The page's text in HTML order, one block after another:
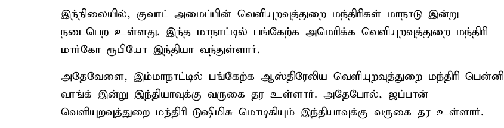
இந்நிலையில், குவாட் அமைப்பின் வெளியுறவுத்துறை மந்திரிகள் மாநாடு இன்று
நடைபெற உள்ளது. இந்த மாநாட்டில் பங்கேற்க அமெரிக்க வெளியுறவுத்துறை மந்திரி
மார்கோ ரூபியோ இந்தியா வந்துள்ளார்.
அதேவேளை, இம்மாநாட்டில் பங்கேற்க ஆஸ்திரேலிய வெளியுறவுத்துறை மந்திரி பென்னி
வாங்க் இன்று இந்தியாவுக்கு வருகை தர உள்ளார். அதேபோல், ஜப்பான்
வெளியுறவுத்துறை மந்திரி டுஷிமிசு மொடிகியும் இந்தியாவுக்கு வருகை தர உள்ளார்.